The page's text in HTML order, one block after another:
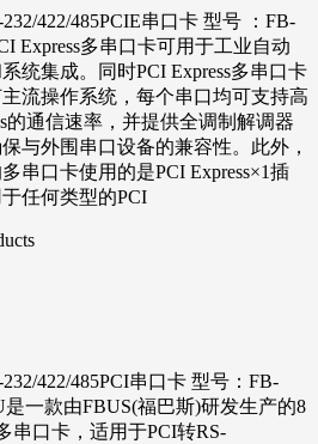
422/485PCIE串口卡 型号 ：FB-
Express多串口卡可用于工业自动
统集成。同时PCI Express多串口卡
流操作系统，每个串口均可支持高
的通信速率，并提供全调制解调器
与外围串口设备的兼容性。此外，
串口卡使用的是PCI Express×1插
任何类型的PCI
422/485PCI串口卡 型号：FB-
是一款由FBUS(福巴斯)研发生产的8
串口卡，适用于PCI转RS-